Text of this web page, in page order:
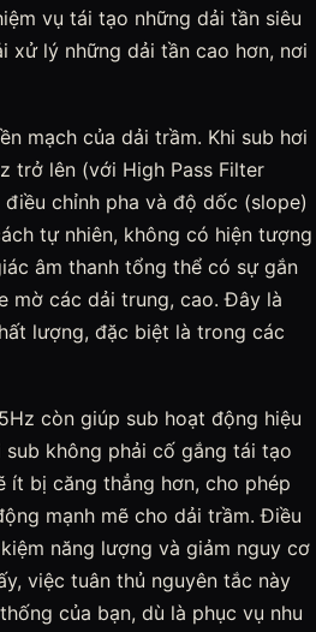
vụ tái tạo những dải tần siêu
xử lý những dải tần cao hơn, nơi
mạch của dải trầm. Khi sub hơi
trở lên (với High Pass Filter
chỉnh pha và độ dốc (slope)
tự nhiên, không có hiện tượng
âm thanh tổng thể có sự gắn
mờ các dải trung, cao. Đây là
lượng, đặc biệt là trong các
còn giúp sub hoạt động hiệu
không phải cố gắng tái tạo
ít bị căng thẳng hơn, cho phép
mạnh mẽ cho dải trầm. Điều
năng lượng và giảm nguy cơ
việc tuân thủ nguyên tắc này
của bạn, dù là phục vụ nhu